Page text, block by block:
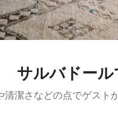
サルバドー
清潔さなどの点でゲスト